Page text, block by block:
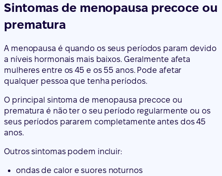
Sintomas de menopausa precoce ou
prematura
A menopausa é quando os seus períodos param devido
a níveis hormonais mais baixos. Geralmente afeta
mulheres entre os 45 e os 55 anos. Pode afetar
qualquer pessoa que tenha períodos.
O principal sintoma de menopausa precoce ou
prematura é não ter o seu período regularmente ou os
seus períodos pararem completamente antes dos 45
anos.
Outros sintomas podem incluir:
ondas de calor e suores noturnos